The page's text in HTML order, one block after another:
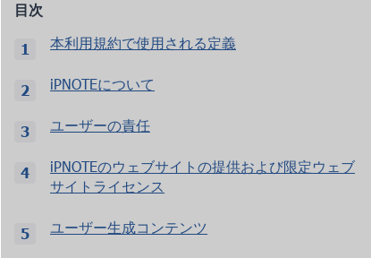
目次
本利用規約で使用される定義
iPNOTEについて
ユーザーの責任
iPNOTEのウェブサイトの提供および限定ウェブ
サイトライセンス
ユーザー生成コンテンツ